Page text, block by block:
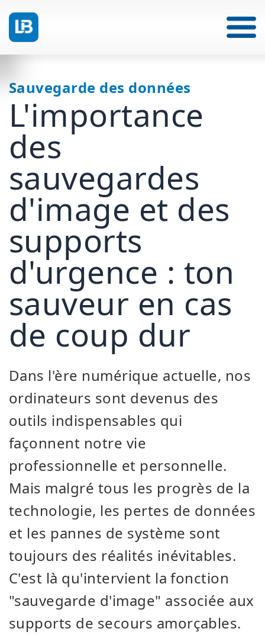
Sauvegarde des données
L'importance
des
sauvegardes
d'image et des
supports
d'urgence : ton
sauveur en cas
de coup dur
Dans l'ère numérique actuelle, nos
ordinateurs sont devenus des
outils indispensables qui
façonnent notre vie
professionnelle et personnelle.
Mais malgré tous les progrès de la
technologie, les pertes de données
et les pannes de système sont
toujours des réalités inévitables.
C'est là qu'intervient la fonction
"sauvegarde d'image" associée aux
supports de secours amorçables.